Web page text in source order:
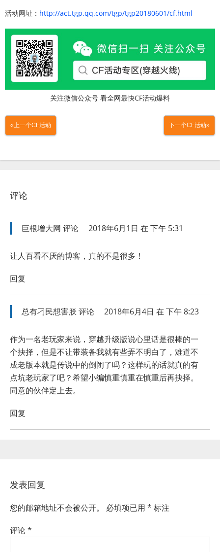
活动网址： http://act.tgp.qq.com/tgp/tgp20180601/cf.html
关注微信公众号 看全网最快CF活动爆料
«上一个CF活动 下一个CF活动»
评论
巨根增大网 评论 2018年6月1日 在 下午 5:31
让人百看不厌的博客，真的不是很多！
回复
总有刁民想害朕评论 2018年6月4日 在 下午 8:23
作为一名老玩家来说，穿越升级版说心里话是很棒的一
个抉择，但是不让带装备我就有些弄不明白了，难道不
成老版本就是传说中的倒闭了吗？这样玩的话就真的有
点坑老玩家了吧？希望小编慎重慎重在慎重后再抉择。
同意的伙伴定上去。
回复
发表回复
您的邮箱地址不会被公开。 必填项已用 * 标注
评论*